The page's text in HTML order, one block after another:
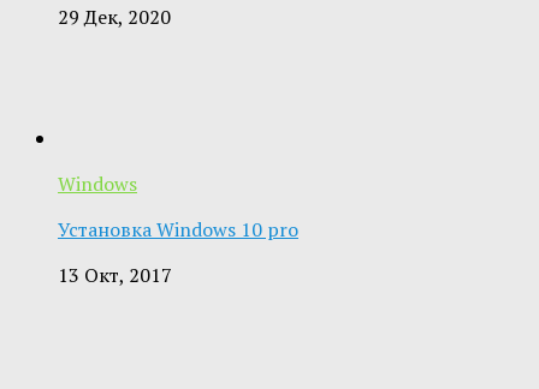
29 Дек, 2020
Windows
Установка Windows 10 pro
13 Окт, 2017